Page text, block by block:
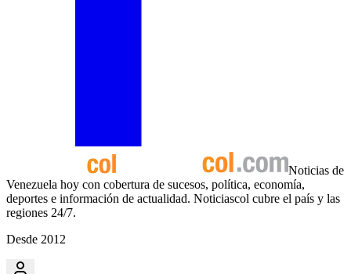
Noticias de
Venezuela hoy con cobertura de sucesos, política, economía,
deportes e información de actualidad. Noticiascol cubre el país y las
regiones 24/7.
Desde 2012